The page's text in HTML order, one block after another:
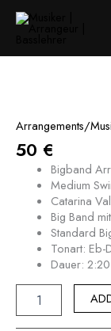
Arrangements/
50 €
Bigband
Medium
Catarina
Big Band
Standard
Tonart: Eb-
Dauer:
quantity